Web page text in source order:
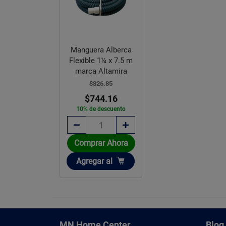
Manguera Alberca
Flexible 1¼ x 7.5 m
marca Altamira
$826.85
$744.16
10% de descuento
Comprar Ahora
Añadir
Agregar al